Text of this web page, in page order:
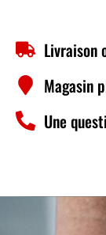
Livraison
Magasin
Une